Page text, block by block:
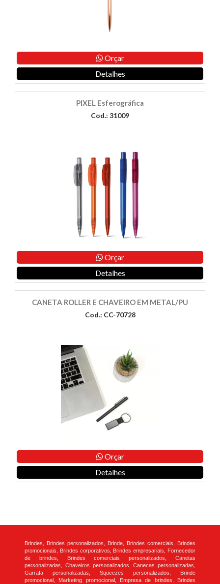
Orçar
Detalhes
PIXEL Esferográfica
Cod.: 31009
Orçar
Detalhes
CANETA ROLLER E CHAVEIRO EM METAL/PU
Cod.: CC-70728
Orçar
Detalhes
Brindes, Brindes personalizados, Brinde, Brindes comerciais, Brindes
promocionais, Brindes corporativos, Brindes empresariais, Fornecedor
de brindes, Brindes comerciais personalizados, Canetas
personalizadas, Chaveiros personalizados, Canecas personalizadas,
Garrafa personalizadas, Squeezes personalizados, Brinde
promocional, Marketing promocional, Empresa de brindes, Brindes